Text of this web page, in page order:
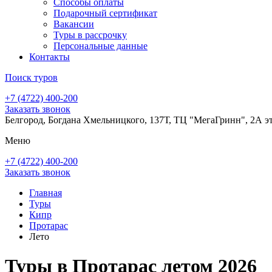
Подарочный сертификат
Вакансии
Туры в рассрочку
Персональные данные
Контакты
Поиск туров
+7 (4722) 400-200
Заказать звонок
Белгород, Богдана Хмельницкого, 137Т, ТЦ "МегаГринн", 2А
Меню
+7 (4722) 400-200
Заказать звонок
Главная
Туры
Кипр
Протарас
Лето
Туры в Протарас летом 2026